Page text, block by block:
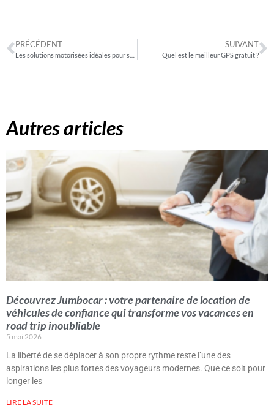
PRÉCÉDENT SUIVANT
Quel est le meilleur GPS gratuit ?
Autres articles
Découvrez Jumbocar : votre partenaire de location de
véhicules de confiance qui transforme vos vacances en
road trip inoubliable
5 mai 2026
La liberté de se déplacer à son propre rythme reste l’une des
aspirations les plus fortes des voyageurs modernes. Que ce soit pour
longer les
LIRE LA SUITE